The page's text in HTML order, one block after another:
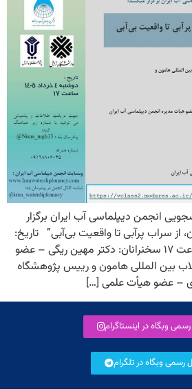
انجمن دیپلماسی آب ایران برگزار
از سراب پرآبی تا واقعیت بی‌آبی” تاریخ:
دوشنبه ۴ خرداد ۱۴۰۵، ساعت ۱۷ سخنرانان: دکتر مهین ریگی – عضو
بین المللی هامون و رییس پژوهشگاه
– عضو هیأت علمی […]
وبگاه در اینستاگرام
رسمی وبگاه در تلگرام